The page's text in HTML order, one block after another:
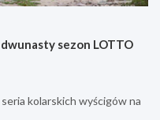
sezon LOTTO
kolarskich wyścigów na